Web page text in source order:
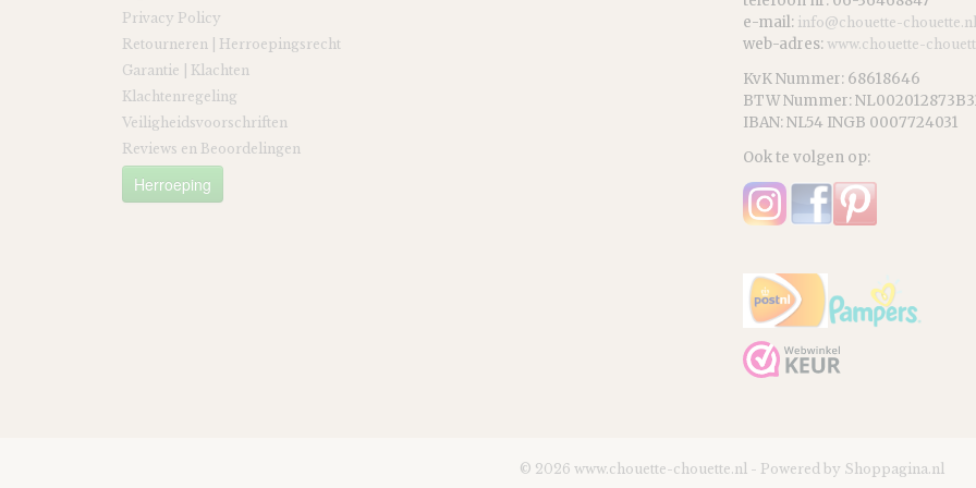
Privacy Policy
Retourneren | Herroepingsrecht
Garantie | Klachten
Klachtenregeling
Veiligheidsvoorschriften
Reviews en Beoordelingen
Herroeping
e-mail: info@chouette-chouette.nl
web-adres: www.chouette-
KvK Nummer: 68618646
BTW Nummer:
IBAN: NL54 INGB 0007724031
Ook te volgen op:
© 2026 www.chouette-chouette.nl - Powered by Shoppagina.nl